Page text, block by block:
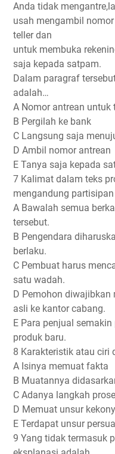
Anda tidak
usah mengambil
teller dan
untuk membuka
saja kepada satpam.
Dalam paragraf
adalah…
A Nomor antrean untuk
B Pergilah ke bank
C Langsung saja
D Ambil nomor antrean
E Tanya saja kepada
7 Kalimat dalam teks
mengandung
A Bawalah semua
tersebut.
B Pengendara
berlaku.
C Pembuat harus
satu wadah.
D Pemohon diwajibkan
asli ke kantor cabang.
E Para penjual
produk baru.
8 Karakteristik atau ciri
A Isinya memuat fakta
B Muatannya
C Adanya langkah
D Memuat unsur
E Terdapat unsur
9 Yang tidak termasuk